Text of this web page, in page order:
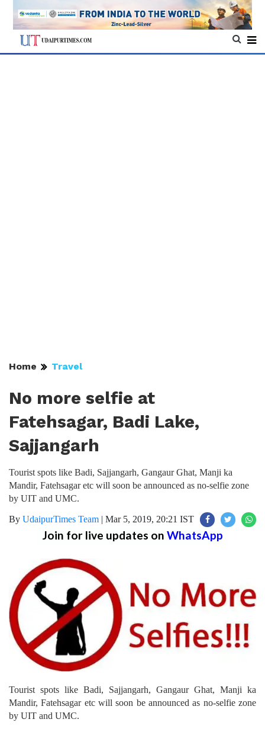
Home Travel
No more selfie at
Fatehsagar, Badi Lake,
Sajjangarh
Tourist spots like Badi, Sajjangarh, Gangaur Ghat, Manji ka
Mandir, Fatehsagar etc will soon be announced as no-selfie zone
by UIT and UMC.
By UdaipurTimes Team | Mar 5, 2019, 20:21 IST
Join for live updates on WhatsApp
Tourist spots like Badi, Sajjangarh, Gangaur Ghat, Manji ka
Mandir, Fatehsagar etc will soon be announced as no-selfie zone
by UIT and UMC.